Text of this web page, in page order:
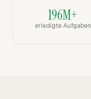
196M+
erledigte Aufgaben